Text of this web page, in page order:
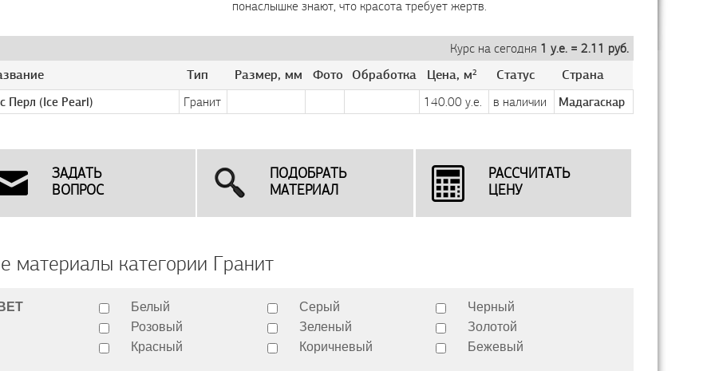
понаслышке знают, что красота требует жертв.
Курс на сегодня 1 у.е. = 2.11 руб.
Тип Размер, мм Фото Обработка Цена, м2 Статус Страна
Перл (Ice Pearl) Гранит 140.00 у.е. в наличии Мадагаскар
ЗАДАТЬ
ВОПРОС
ПОДОБРАТЬ
МАТЕРИАЛ
РАССЧИТАТЬ
ЦЕНУ
материалы категории Гранит
Белый Серый
Черный
Розовый
Зеленый
Золотой
Красный
Коричневый Бежевый